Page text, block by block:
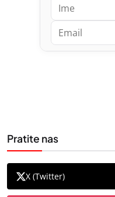
Pratite nas
X (Twitter)